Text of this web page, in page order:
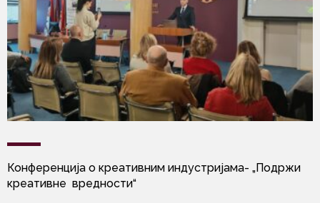
Конференција о креативним индустријама- „Подржи
креативне вредности“